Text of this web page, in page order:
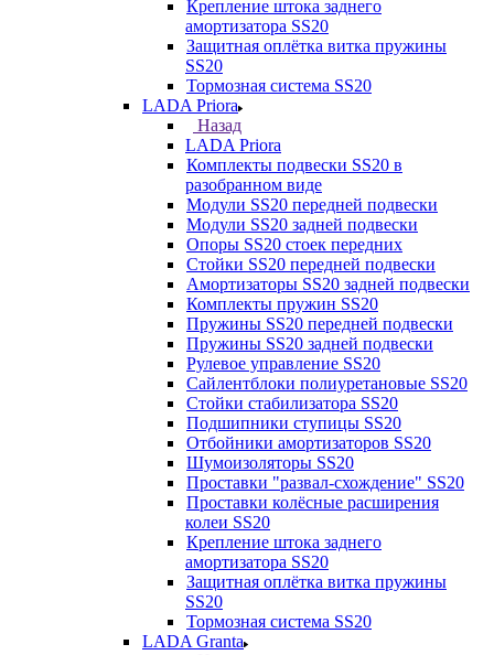
Крепление штока заднего
амортизатора SS20
Защитная оплётка витка пружины
SS20
Тормозная система SS20
LADA Priora
Назад
LADA Priora
Комплекты подвески SS20 в
разобранном виде
Модули SS20 передней подвески
Модули SS20 задней подвески
Опоры SS20 стоек передних
Стойки SS20 передней подвески
Амортизаторы SS20 задней подвески
Комплекты пружин SS20
Пружины SS20 передней подвески
Пружины SS20 задней подвески
Рулевое управление SS20
Сайлентблоки полиуретановые SS20
Стойки стабилизатора SS20
Подшипники ступицы SS20
Отбойники амортизаторов SS20
Шумоизоляторы SS20
Проставки "развал-схождение" SS20
Проставки колёсные расширения
колеи SS20
Крепление штока заднего
амортизатора SS20
Защитная оплётка витка пружины
SS20
Тормозная система SS20
LADA Granta